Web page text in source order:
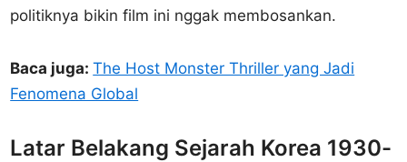
politiknya bikin film ini nggak membosankan.
Baca juga:The Host Monster Thriller yang Jadi
Fenomena Global
Latar Belakang Sejarah Korea 1930-